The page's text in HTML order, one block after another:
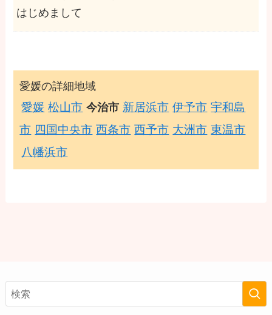
はじめまして
愛媛の詳細地域
愛媛 松山市 今治市 新居浜市 伊予市 宇和島
市 四国中央市 西条市 西予市 大洲市 東温市
八幡浜市